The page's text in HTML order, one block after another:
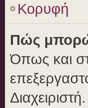
Κορυφή
Πώς
Όπως και